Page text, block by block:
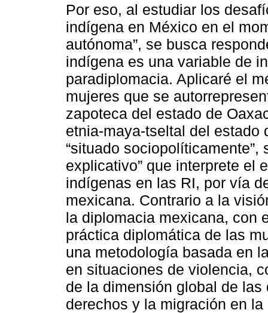
Por eso, al estudiar los
indígena en México en el
autónoma”, se busca
indígena es una variable de
paradiplomacia. Aplicaré el
mujeres que se
zapoteca del estado de
etnia-maya-tseltal del estado
“situado sociopolíticamente”,
explicativo” que interprete el
indígenas en las RI, por vía
mexicana. Contrario a la
la diplomacia mexicana, con
práctica diplomática de las
una metodología basada en
en situaciones de violencia,
de la dimensión global de
derechos y la migración en